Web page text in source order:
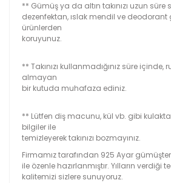
** Gümüş ya da altın takınızı uzun süre
dezenfektan, ıslak mendil ve
ürünlerden
koruyunuz.
** Takınızı kullanmadığınız süre
almayan
bir kutuda muhafaza ediniz.
** Lütfen diş macunu, kül vb. gibi
bilgiler ile
temizleyerek takınızı bozmayınız.
Firmamız tarafından 925 Ayar
ile özenle hazırlanmıştır. Yılların verdiği
kalitemizi sizlere sunuyoruz.